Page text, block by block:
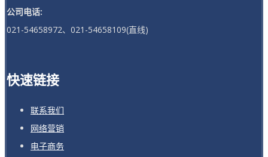
公司电话:
021-54658972、021-54658109(直线)
快速链接
联系我们
网络营销
电子商务